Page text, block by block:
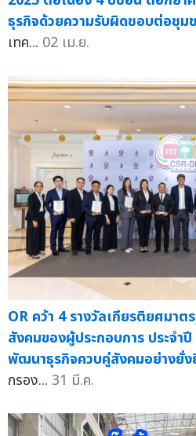
ธุรกิจด้วยความรับผิดชอบต่อชุม
เทค... 02 เม.ย.
OR คว้า 4 รางวัลเกียรติยศมา
สังคมของผู้ประกอบการ ประจำ
พัฒนาธุรกิจควบคู่สังคมอย่างยั่ง
กรอง... 31 มี.ค.